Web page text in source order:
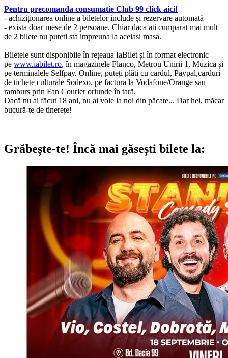
Pentru precomanda consumatie Club 99 click aici!
- achiziționarea online a biletelor include și rezervare automată
- exista doar mese de 2 persoane. Chiar daca ati cumparat mai mult
de 2 bilete nu puteti sta impreuna la aceiasi masa.
Biletele sunt disponibile în rețeaua IaBilet și în format electronic
pe www.iabilet.ro, în magazinele Flanco, Metrou Unirii 1, Muzica și
pe terminalele Selfpay. Online, puteți plăti cu cardul, Paypal,carduri
de tichete culturale Sodexo, pe factura la Vodafone/Orange sau
ramburs prin Fan Courier oriunde în tară.
Dacă nu ai făcut 18 ani, nu ai voie la noi din păcate... Dar hei, măcar
bucură-te de tinerețe!
Grăbește-te! Încă mai găsești bilete la: